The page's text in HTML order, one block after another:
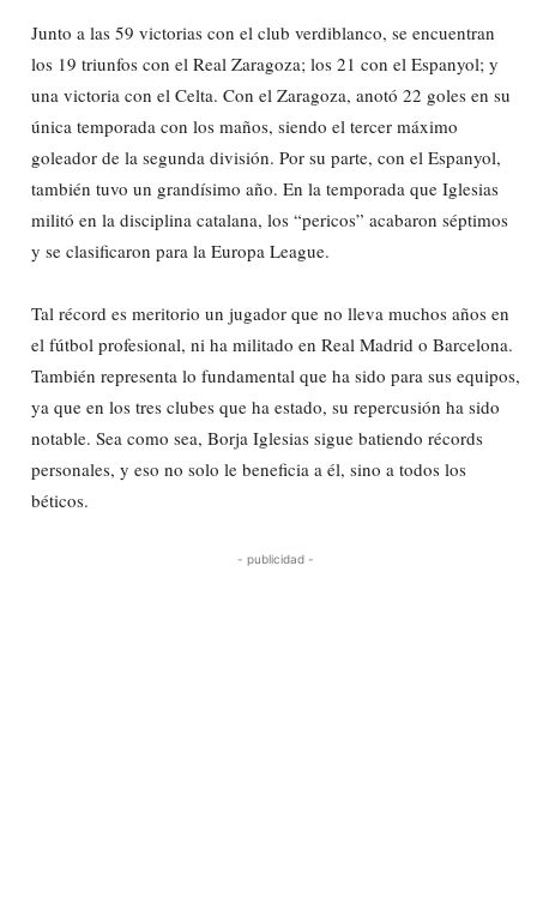
Junto a las 59 victorias con el club verdiblanco, se encuentran
los 19 triunfos con el Real Zaragoza; los 21 con el Espanyol; y
una victoria con el Celta. Con el Zaragoza, anotó 22 goles en su
única temporada con los maños, siendo el tercer máximo
goleador de la segunda división. Por su parte, con el Espanyol,
también tuvo un grandísimo año. En la temporada que Iglesias
militó en la disciplina catalana, los “pericos” acabaron séptimos
y se clasificaron para la Europa League.
Tal récord es meritorio un jugador que no lleva muchos años en
el fútbol profesional, ni ha militado en Real Madrid o Barcelona.
También representa lo fundamental que ha sido para sus equipos,
ya que en los tres clubes que ha estado, su repercusión ha sido
notable. Sea como sea, Borja Iglesias sigue batiendo récords
personales, y eso no solo le beneficia a él, sino a todos los
béticos.
- publicidad -